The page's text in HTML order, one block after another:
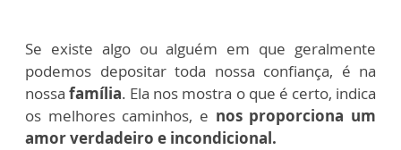
Se existe algo ou alguém em que geralmente
podemos depositar toda nossa confiança, é na
nossafamília. Ela nos mostra o que é certo, indica
os melhores caminhos, e nos proporciona um
amor verdadeiro e incondicional.